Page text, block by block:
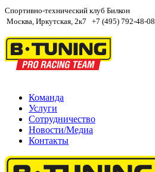
Спортивно-технический клуб Билкон
Москва, Иркутская, 2к7
+7 (495) 792-48-08
Команда
Услуги
Сотрудничество
Новости/Медиа
Контакты